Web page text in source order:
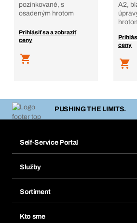
pozinkované, s
osadeným hrotom
Prihlásiť sa a zobraziť
ceny
A2,
ceny
PUSHING THE LIMITS.
Self-Service Portal
Obľúbené
Opakované objednávky
Predplatné
Služby
Chemická databáza
Sortiment
Kto sme